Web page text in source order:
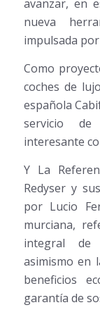
avanzar, en
nueva
impulsada
Como
coches de
española
servicio de
interesante
Y La
Redyser y
por Lucio
murciana,
integral de
asimismo en
beneficios
garantía de